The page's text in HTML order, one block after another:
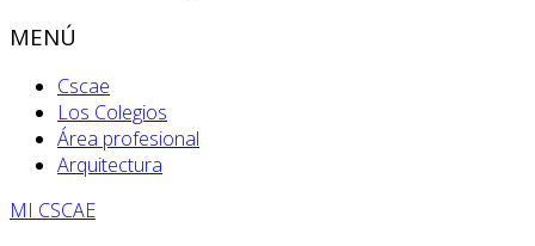
MENÚ
Cscae
Los Colegios
Área profesional
Arquitectura
MI CSCAE